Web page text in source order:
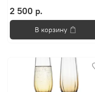
2 500 р.
В корзину